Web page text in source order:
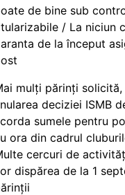
de bine sub
/ La niciun
de la început
mulți părinți
deciziei ISMB
sumele pentru
ora din cadrul
cercuri de
dispărea de la 1